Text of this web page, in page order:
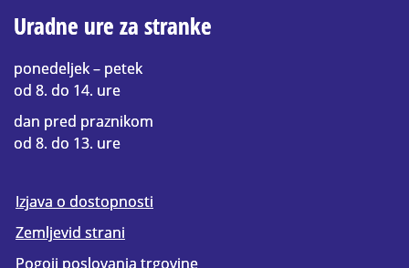
Uradne ure za stranke
ponedeljek – petek
od 8. do 14. ure
dan pred praznikom
od 8. do 13. ure
Izjava o dostopnosti
Zemljevid strani
Pogoji poslovanja trgovine